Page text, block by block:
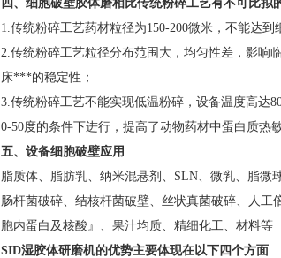
四、 细胞破壁胶体磨相比传统粉碎工艺有不可比拟
1.传统粉碎工艺药材粒径为150-200微米，不能达到
2.传统粉碎工艺粒径分布范围大，均匀性差，影响
床***的稳定性；
3.传统粉碎工艺不能实现低温粉碎，设备温度高达
0-50度的条件下进行，提高了动物药材中蛋白质热
五、设备细胞破壁应用
脂质体、脂肪乳、纳米混悬剂、SLN、微乳、脂
肠杆菌破碎、结核杆菌破壁、丝状真菌破碎、人工
胞内蛋白及核酸』、果汁均质、精细化工、材料等
SID湿胶体研磨机的优势主要体现在以下四个方面